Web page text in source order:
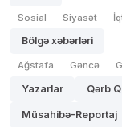
Sosial Siyasət
Bölgə xəbərləri
Ağstafa Gəncə
Yazarlar Qərb
Müsahibə-Reportaj